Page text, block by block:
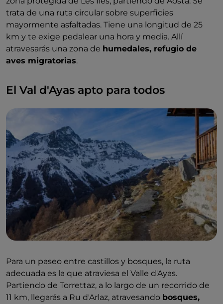
trata de una ruta circular sobre superficies
mayormente asfaltadas. Tiene una longitud de 25
km y te exige pedalear una hora y media. Allí
atravesarás una zona de humedales, refugio de
aves migratorias.
El Val d'Ayas apto para todos
Para un paseo entre castillos y bosques, la ruta
adecuada es la que atraviesa el Valle d'Ayas.
Partiendo de Torrettaz, a lo largo de un recorrido de
11 km, llegarás a Ru d'Arlaz, atravesando bosques,